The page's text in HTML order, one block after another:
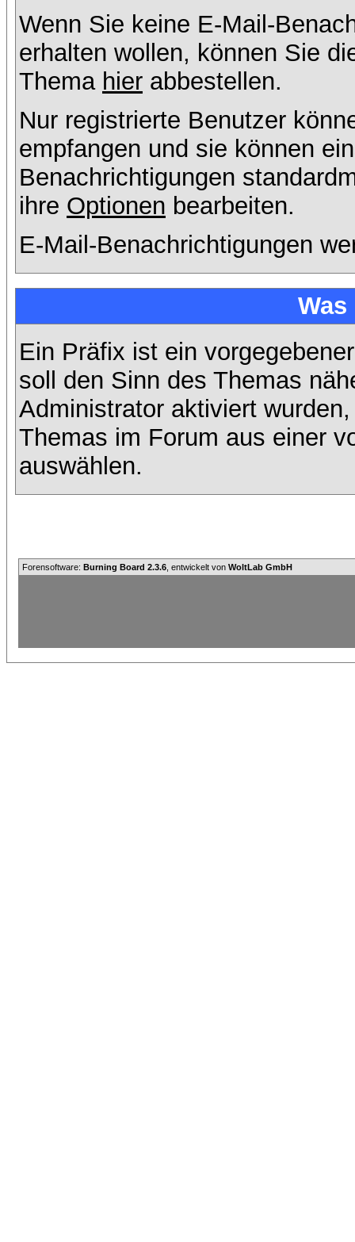
Wenn Sie keine E-Mail-
erhalten wollen, können Sie
Thema hier abbestellen.
Nur registrierte Benutzer
empfangen und sie können
Benachrichtigungen
ihre Optionen bearbeiten.
E-Mail-Benachrichtigungen
Ein Präfix ist ein
soll den Sinn des Themas
Administrator aktiviert
Themas im Forum aus einer
auswählen.
Forensoftware: Burning Board 2.3.6 , entwickelt von WoltLab GmbH